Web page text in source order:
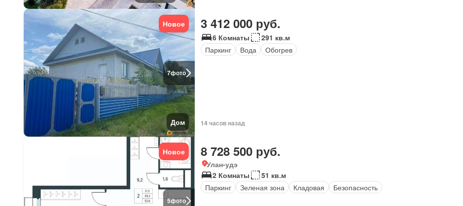
7фото
Новое
Дом
3 412 000 руб.
6 Комнаты
291 кв.м
Паркинг
Вода Обогрев
14 часов назад
5фото
Новое 8 728 500 руб.
Улан-удэ
2 Комнаты
51 кв.м
Паркинг
Зеленая зона Кладовая Безопасность